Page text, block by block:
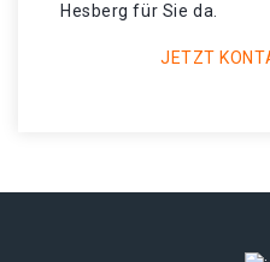
Hesberg für Sie da.
JETZT